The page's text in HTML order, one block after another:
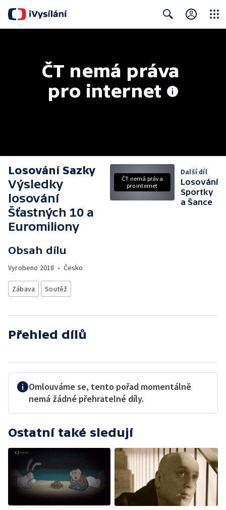
ČT nemá práva
pro internet
Losování Sazky
Výsledky
losování
Šťastných 10 a
Euromiliony
Obsah dílu
Vyrobeno 2018 • Česko
Zábava Soutěž
ČT nemá práva
pro internet
Další díl
Losování
Sportky
a Šance
Přehled dílů
Omlouváme se, tento pořad momentálně
nemá žádné přehratelné díly.
Ostatní také sledují